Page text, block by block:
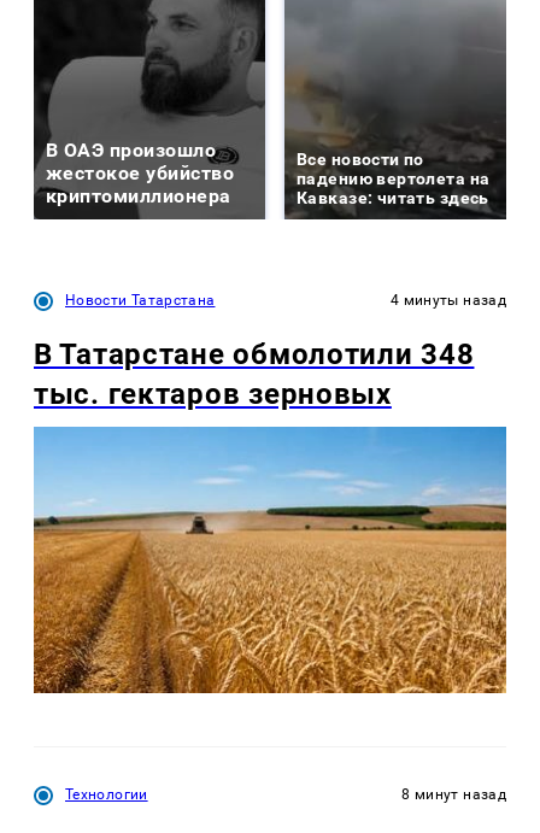
В ОАЭ произошло
жестокое убийство
криптомиллионера
Все новости по
падению вертолета на
Кавказе: читать здесь
Новости Татарстана 4 минуты назад
В Татарстане обмолотили 348
тыс. гектаров зерновых
Технологии 8 минут назад